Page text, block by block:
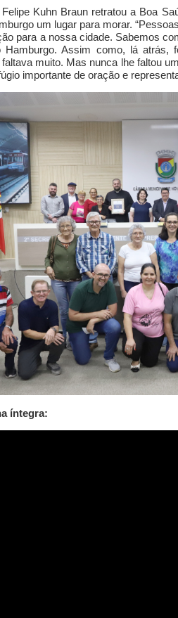
Felipe Kuhn Braun retratou a Boa
um lugar para morar.
para a nossa cidade. Sabemos
Hamburgo. Assim como, lá atrás,
muito. Mas nunca lhefaltou
importante de oração e
íntegra: